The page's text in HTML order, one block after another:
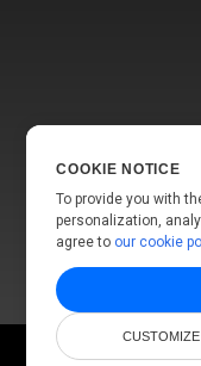
© Aspose
COOKIE NOTICE
To provide you with
personalization,
agree to our cookie
CUSTOMIZE